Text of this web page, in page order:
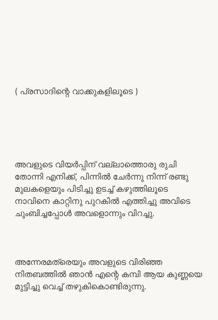
( പ്രസാദിന്റെ വാക്കുകളിലൂടെ )
അവളുടെ വിയർപ്പിന് വല്ലാത്തൊരു രുചി
തോന്നി എനിക്ക്, പിന്നിൽ ചേർന്നു നിന്ന് രണ്ടു
മുലകളെയും പിടിച്ചു ഉടച്ച് കഴുത്തിലൂടെ
നാവിനെ കാറ്റിനു പുറകിൽ എത്തിച്ചു അവിടെ
ചുംബിച്ചപ്പോൾ അവളൊന്നും വിറച്ചു.
അന്നേരമത്രെയും അവളുടെ വിരിഞ്ഞ
നിതബത്തിൽ ഞാൻ എന്റെ കമ്പി ആയ കുണ്ണയെ
മുട്ടിച്ചു വെച്ച് തഴുകികൊണ്ടിരുന്നു.